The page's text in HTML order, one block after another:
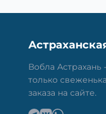
Вобла
только
заказа на сайте.